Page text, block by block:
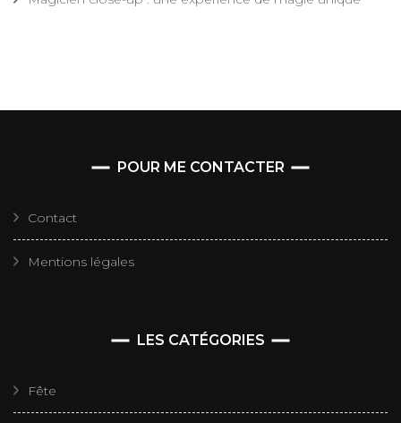
POUR ME CONTACTER
Contact
Mentions légales
LES CATÉGORIES
Fête